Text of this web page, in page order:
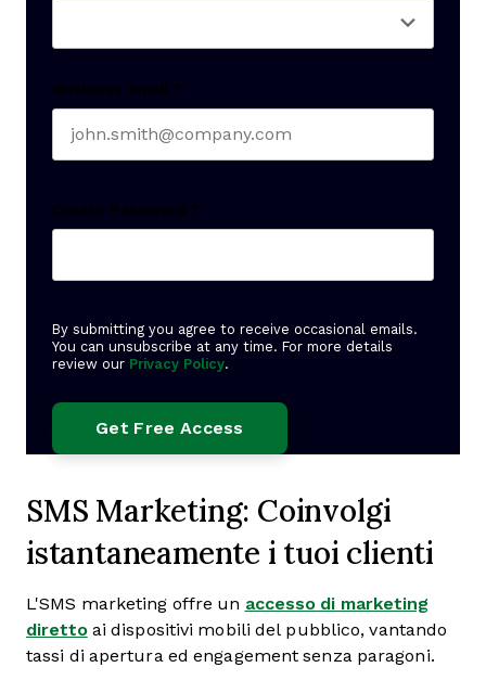
Business email *
Create Password *
By submitting you agree to receive occasional emails.
You can unsubscribe at any time. For more details
review our Privacy Policy.
SMS Marketing: Coinvolgi
istantaneamente i tuoi clienti
L'SMS marketing offre un accesso di marketing
direttoai dispositivi mobili del pubblico, vantando
tassi di apertura ed engagement senza paragoni.